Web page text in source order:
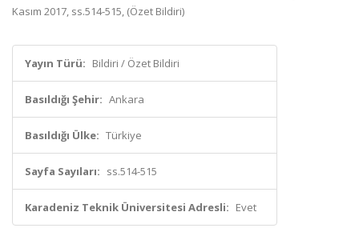
Kasım 2017, ss.514-515, (Özet Bildiri)
Yayın Türü: Bildiri / Özet Bildiri
Basıldığı Şehir: Ankara
Basıldığı Ülke: Türkiye
Sayfa Sayıları: ss.514-515
Karadeniz Teknik Üniversitesi Adresli: Evet